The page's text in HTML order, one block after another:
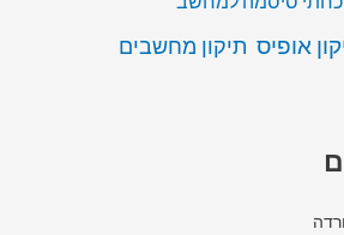
אופיס תיקון מחשבים